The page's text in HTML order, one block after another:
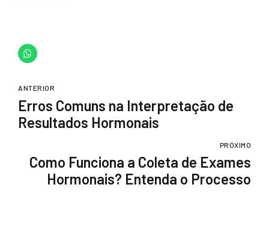
ANTERIOR
Erros Comuns na Interpretação de
Resultados Hormonais
PRÓXIMO
Como Funciona a Coleta de Exames
Hormonais? Entenda o Processo